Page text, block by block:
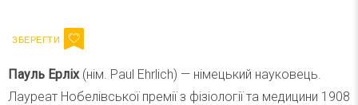
Пауль Ерліх(нім. Paul Ehrlich) — німецький науковець.
Лауреат Нобелівської премії з фізіології та медицини 1908